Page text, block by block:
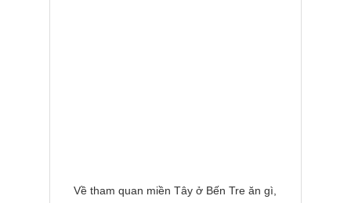
Về tham quan miền Tây ở Bến Tre ăn gì,